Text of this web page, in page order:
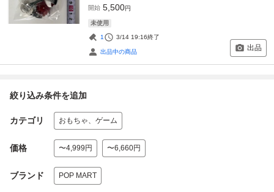
開始 5,500円
未使用
1 3/14 19:16終了
出品中の商品 出品
絞り込み条件を追加
カテゴリ おもちゃ、ゲーム
価格 〜4,999円 〜6,660円
ブランド POP MART